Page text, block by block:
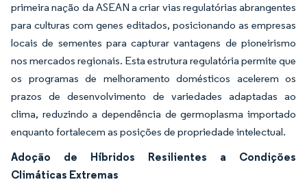
primeira nação da ASEAN a criar vias regulatórias abrangentes
para culturas com genes editados, posicionando as empresas
locais de sementes para capturar vantagens de pioneirismo
nos mercados regionais. Esta estrutura regulatória permite que
os programas de melhoramento domésticos acelerem os
prazos de desenvolvimento de variedades adaptadas ao
clima, reduzindo a dependência de germoplasma importado
enquanto fortalecem as posições de propriedade intelectual.
Adoção de Híbridos Resilientes a Condições
Climáticas Extremas